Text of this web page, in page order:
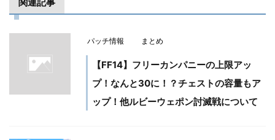
パッチ情報 まとめ
【FF14】フリーカンパニーの上限アッ
プ！なんと30に！？チェストの容量もア
ップ！他ルビーウェポン討滅戦について